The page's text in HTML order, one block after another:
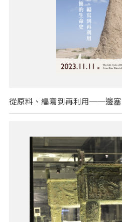
從原料、編寫到再利用──邊塞